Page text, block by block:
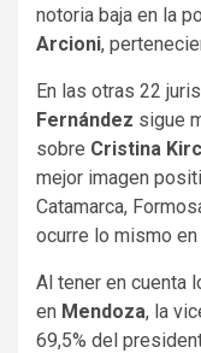
notoria baja en la
Arcioni,
En las otras 22
Fernández sigue
sobre Cristina
mejor imagen
Catamarca,
ocurre lo mismo
Al tener en cuenta
en Mendoza, la
69,5% del